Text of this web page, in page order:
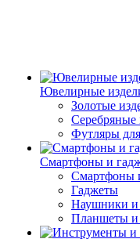
Ювелирные
Золотые
Серебряные
Футляры
Смартфоны и
Смартфоны
Гаджеты
Наушники
Планшеты и